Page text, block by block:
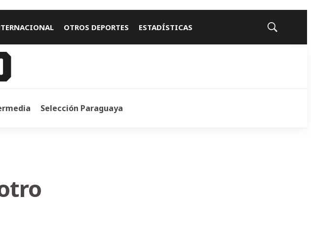
OTROS DEPORTES ESTADÍSTICAS
Mostrar
Selección Paraguaya